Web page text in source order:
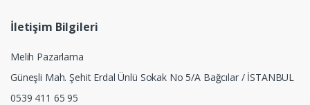
İletişim Bilgileri
Melih Pazarlama
Güneşli Mah. Şehit Erdal Ünlü Sokak No 5/A Bağcılar / İSTANBUL
0539 411 65 95